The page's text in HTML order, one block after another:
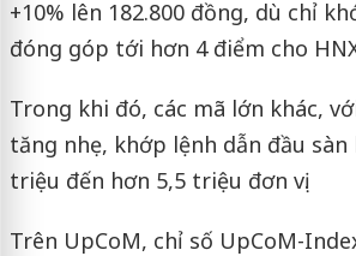
+10% lên 182.800 đồng, dù chỉ
đóng góp tới hơn 4 điểm cho
Trong khi đó, các mã lớn khác, với
tăng nhẹ, khớp lệnh dẫn đầu
triệu đến hơn 5,5 triệu đơn vị.
Trên UpCoM, chỉ số UpCoM-